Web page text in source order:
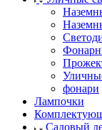
фонари
Лампочки
Садовый